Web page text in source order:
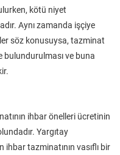
kötü niyet
Aynı zamanda işçiye
söz konusuysa, tazminat
bulundurulması ve buna
ihbar önelleri ücretinin
Yargıtay
ihbar tazminatının vasıflı bir